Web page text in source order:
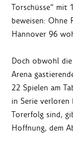
Torschüsse“ mit
beweisen:
Hannover 96
Doch obwohl
Arena
22 Spielen am
in Serie verloren
Torerfolg sind,
Hoffnung, dem